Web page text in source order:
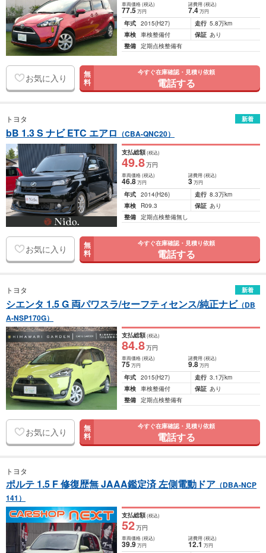
車両価格(税込)
77.5万円
諸費用 (税込)
7.4 万円
年式 2015(H27) 走行 5.8万km
車検 車検整備付 保証 あり
整備 定期点検整備有
お気に入り 無
料
今すぐ在庫確認・見積り依頼
電話する
トヨタ 新着
bB 1.3 S ナビ ETC エアロ （CBA-QNC20）
支払総額(税込)
49.8万円
車両価格(税込)
46.8万円
諸費用 (税込)
3 万円
年式 2014(H26) 走行 8.3万km
車検
R09.3 保証 あり
整備 定期点検整備無し
お気に入り 無
料
今すぐ在庫確認・見積り依頼
電話する
トヨタ 新着
シエンタ 1.5 G 両パワスラ/セーフティセンス/純正ナビ（DB
A-NSP170G）
支払総額(税込)
84.8万円
車両価格(税込)
75万円
諸費用 (税込)
9.8 万円
年式 2015(H27) 走行 3.1万km
車検 車検整備付 保証 あり
整備 定期点検整備有
お気に入り 無
料
今すぐ在庫確認・見積り依頼
電話する
トヨタ
ポルテ 1.5 F 修復歴無 JAAA鑑定済 左側電動ドア （DBA-NCP
141）
支払総額(税込)
52万円
車両価格(税込)
39.9万円
諸費用 (税込)
12.1 万円